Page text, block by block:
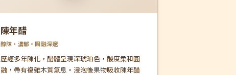
陳年醋
醇陳・濃郁・圓融深邃
歷經多年陳化，醋體呈現深琥珀色，酸度柔和圓
融，帶有複雜木質氣息。浸泡後果物吸收陳年醋